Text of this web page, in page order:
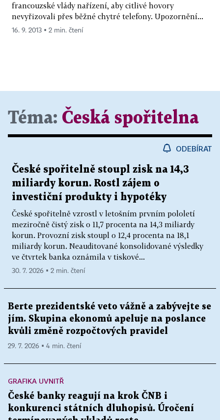
francouzské vlády nařízení, aby citlivé hovory
nevyřizovali přes běžné chytré telefony. Upozornění...
16. 9. 2013 ▪ 2 min. čtení
Téma: Česká spořitelna
ODEBÍRAT
České spořitelně stoupl zisk na 14,3
miliardy korun. Rostl zájem o
investiční produkty i hypotéky
České spořitelně vzrostl v letošním prvním pololetí
meziročně čistý zisk o 11,7 procenta na 14,3 miliardy
korun. Provozní zisk stoupl o 12,4 procenta na 18,1
miliardy korun. Neauditované konsolidované výsledky
ve čtvrtek banka oznámila v tiskové...
30. 7. 2026 ▪ 2 min. čtení
Berte prezidentské veto vážně a zabývejte se
jím. Skupina ekonomů apeluje na poslance
kvůli změně rozpočtových pravidel
29. 7. 2026 ▪ 4 min. čtení
GRAFIKA UVNITŘ
České banky reagují na krok ČNB i
konkurenci státních dluhopisů. Úročení